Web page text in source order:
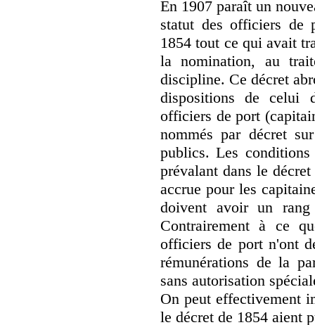
En 1907 paraît un
statut des officiers de
1854 tout ce qui avait
la nomination, au
discipline. Ce décret
dispositions de celui
officiers de port
nommés par décret
publics. Les
prévalant dans le
accrue pour les
doivent avoir un
Contrairement à ce
officiers de port n'ont
rémunérations de la
sans autorisation
On peut effectivement
le décret de 1854 aient